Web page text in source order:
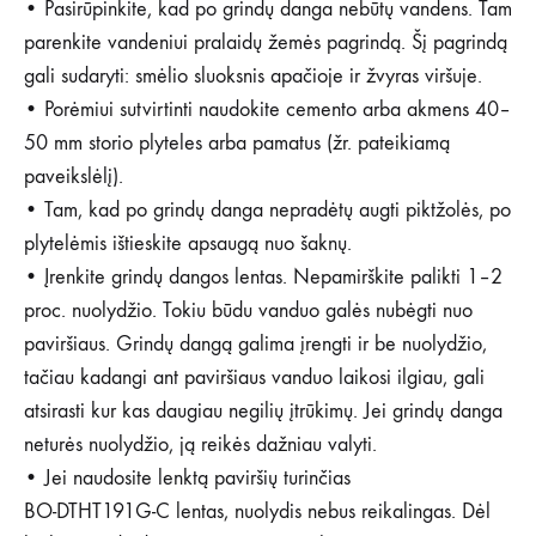
• Pasirūpinkite, kad po grindų danga nebūtų vandens. Tam
parenkite vandeniui pralaidų žemės pagrindą. Šį pagrindą
gali sudaryti: smėlio sluoksnis apačioje ir žvyras viršuje.
• Porėmiui sutvirtinti naudokite cemento arba akmens 40–
50 mm storio plyteles arba pamatus (žr. pateikiamą
paveikslėlį).
• Tam, kad po grindų danga nepradėtų augti piktžolės, po
plytelėmis ištieskite apsaugą nuo šaknų.
• Įrenkite grindų dangos lentas. Nepamirškite palikti 1–2
proc. nuolydžio. Tokiu būdu vanduo galės nubėgti nuo
paviršiaus. Grindų dangą galima įrengti ir be nuolydžio,
tačiau kadangi ant paviršiaus vanduo laikosi ilgiau, gali
atsirasti kur kas daugiau negilių įtrūkimų. Jei grindų danga
neturės nuolydžio, ją reikės dažniau valyti.
• Jei naudosite lenktą paviršių turinčias
BO-DTHT191G-C lentas, nuolydis nebus reikalingas. Dėl